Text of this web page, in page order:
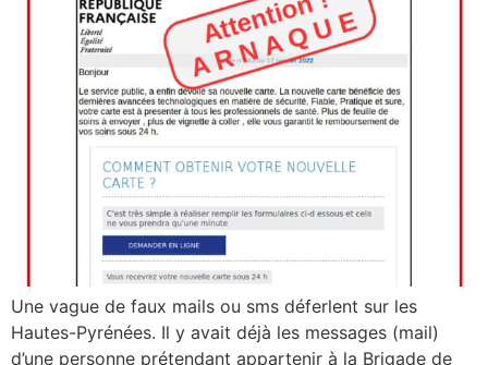
Une vague de faux mails ou sms déferlent sur les
Hautes-Pyrénées. Il y avait déjà les messages (mail)
d’une personne prétendant appartenir à la Brigade de